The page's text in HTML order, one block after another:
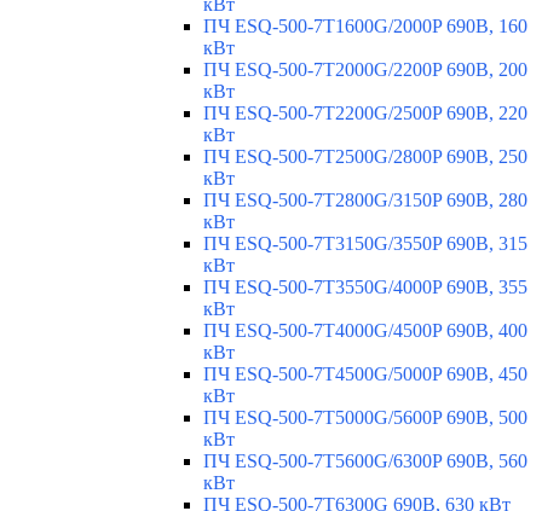
кВт
ПЧ ESQ-500-7T1600G/2000P 690В, 160
кВт
ПЧ ESQ-500-7T2000G/2200P 690В, 200
кВт
ПЧ ESQ-500-7T2200G/2500P 690В, 220
кВт
ПЧ ESQ-500-7T2500G/2800P 690В, 250
кВт
ПЧ ESQ-500-7T2800G/3150P 690В, 280
кВт
ПЧ ESQ-500-7T3150G/3550P 690В, 315
кВт
ПЧ ESQ-500-7T3550G/4000P 690В, 355
кВт
ПЧ ESQ-500-7T4000G/4500P 690В, 400
кВт
ПЧ ESQ-500-7T4500G/5000P 690В, 450
кВт
ПЧ ESQ-500-7T5000G/5600P 690В, 500
кВт
ПЧ ESQ-500-7T5600G/6300P 690В, 560
кВт
ПЧ ESQ-500-7T6300G 690В, 630 кВт